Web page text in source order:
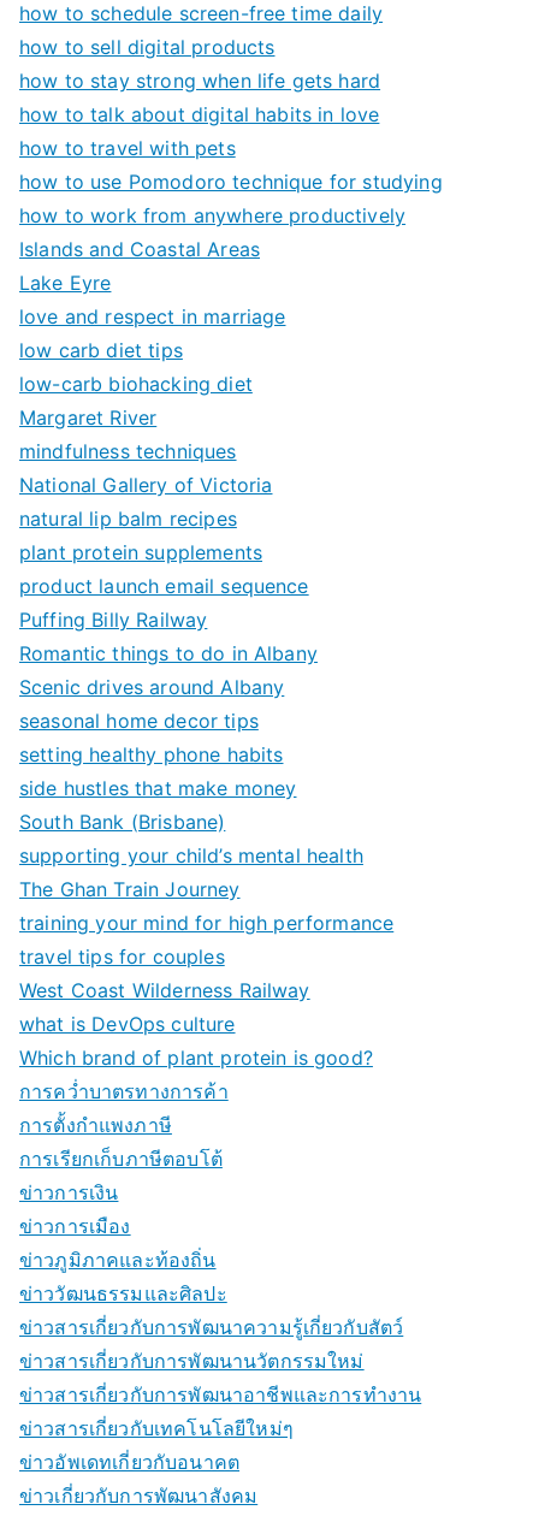
how to schedule screen-free time daily
how to sell digital products
how to stay strong when life gets hard
how to talk about digital habits in love
how to travel with pets
how to use Pomodoro technique for studying
how to work from anywhere productively
Islands and Coastal Areas
Lake Eyre
love and respect in marriage
low carb diet tips
low-carb biohacking diet
Margaret River
mindfulness techniques
National Gallery of Victoria
natural lip balm recipes
plant protein supplements
product launch email sequence
Puffing Billy Railway
Romantic things to do in Albany
Scenic drives around Albany
seasonal home decor tips
setting healthy phone habits
side hustles that make money
South Bank (Brisbane)
supporting your child’s mental health
The Ghan Train Journey
training your mind for high performance
travel tips for couples
West Coast Wilderness Railway
what is DevOps culture
Which brand of plant protein is good?
การคว่ำบาตรทางการค้า
การตั้งกำแพงภาษี
การเรียกเก็บภาษีตอบโต้
ข่าวการเงิน
ข่าวการเมือง
ข่าวภูมิภาคและท้องถิ่น
ข่าววัฒนธรรมและศิลปะ
ข่าวสารเกี่ยวกับการพัฒนาความรู้เกี่ยวกับสัตว์
ข่าวสารเกี่ยวกับการพัฒนานวัตกรรมใหม่
ข่าวสารเกี่ยวกับการพัฒนาอาชีพและการทำงาน
ข่าวสารเกี่ยวกับเทคโนโลยีใหม่ๆ
ข่าวอัพเดทเกี่ยวกับอนาคต
ข่าวเกี่ยวกับการพัฒนาสังคม